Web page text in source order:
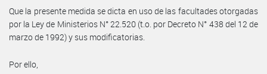
Que la presente medida se dicta en uso de las facultades otorgadas
por la Ley de Ministerios N° 22.520 (t.o. por Decreto N° 438 del 12 de
marzo de 1992) y sus modificatorias.
Por ello,